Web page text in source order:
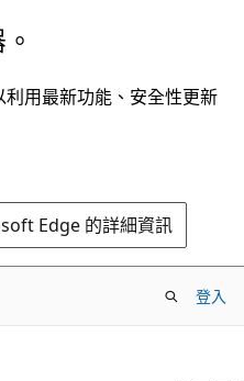
用最新功能、安全性更新
Edge 的詳細資訊
登入